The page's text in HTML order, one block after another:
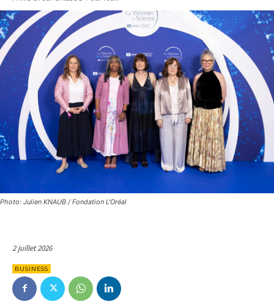
Photo: Julien KNAUB / Fondation L'Oréal
2 juillet 2026
BUSINESS